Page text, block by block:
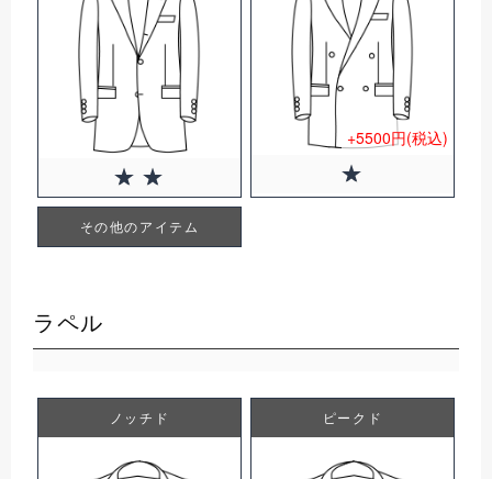
+5500円(税込)
その他のアイテム
ラペル
ノッチド ピークド